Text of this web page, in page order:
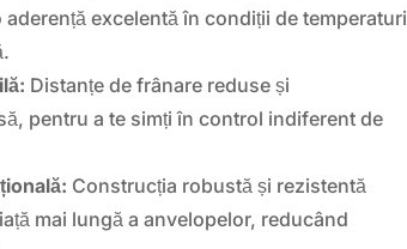
excelentă în condiții de temperaturi
Distanțe de frânare reduse și
pentru a te simți în control indiferent de
Construcția robustă și rezistentă
mai lungă a anvelopelor, reducând